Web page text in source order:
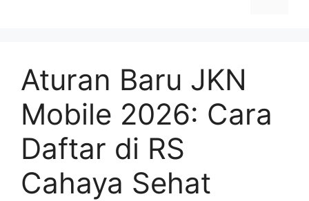
Aturan Baru JKN
Mobile 2026: Cara
Daftar di RS
Cahaya Sehat